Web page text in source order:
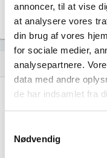
annoncer, til at vise
at analysere vores
din brug af vores
for sociale medier,
analysepartnere.
data med andre
de har indsamlet fra
Nødvendig
Årsrapporten 2021-12
assignment Regnskaber
Resultat i 1000